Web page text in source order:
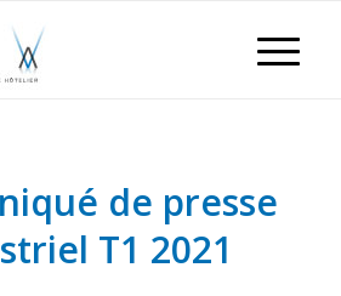
de presse
T1 2021